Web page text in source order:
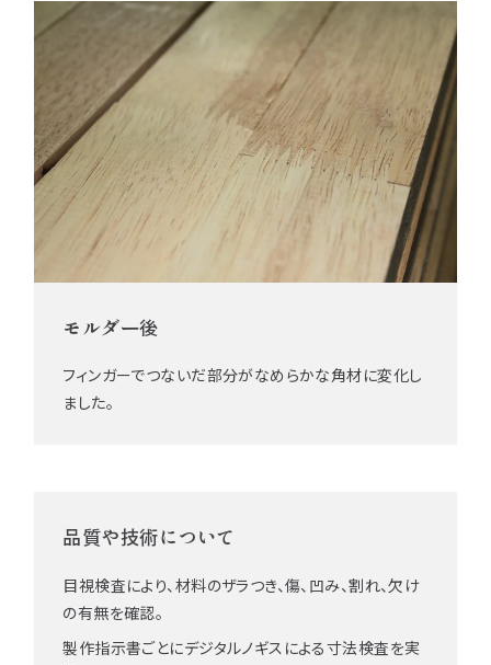
モルダー後
フィンガーでつないだ部分がなめらかな角材に変化し
ました。
品質や技術について
目視検査により、材料のザラつき、傷、凹み、割れ、欠け
の有無を確認。
製作指示書ごとにデジタルノギスによる寸法検査を実